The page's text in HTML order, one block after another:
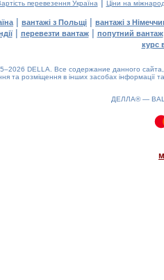
перевезення Україна Ціни на
| вантажі з Польщі | вантажі з
| перевезти вантаж| попутний вантаж
курс
DELLA. Все содержание данного
та розміщення в інших засобах інформації
ДЕЛЛА® —